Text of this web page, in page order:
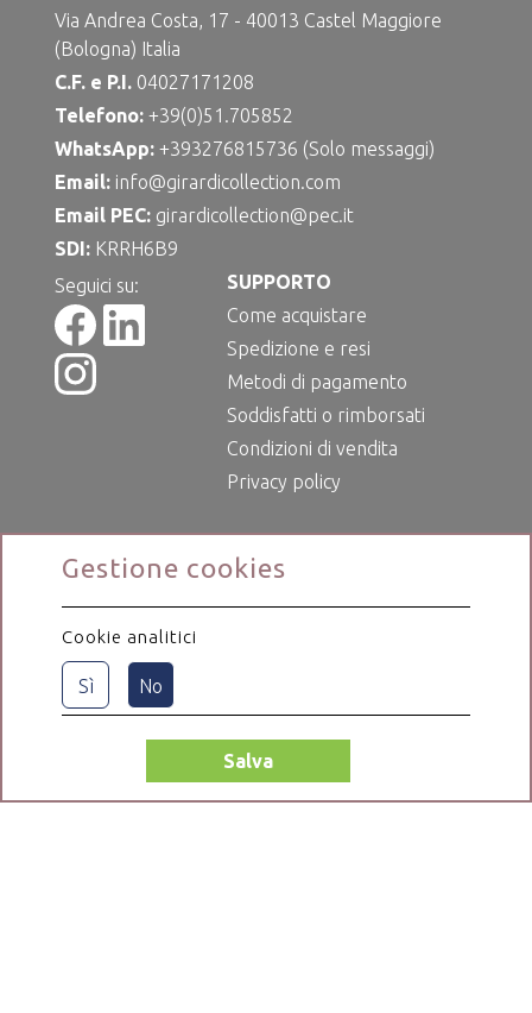
Via Andrea Costa, 17 - 40013 Castel Maggiore
(Bologna) Italia
C.F. e P.I. 04027171208
Telefono:+39(0)51.705852
WhatsApp: +393276815736 (Solo messaggi)
Email: info@girardicollection.com
Email PEC: girardicollection@pec.it
SDI: KRRH6B9
Seguici su:
SUPPORTO
Come acquistare
Spedizione e resi
Metodi di pagamento
Soddisfatti o rimborsati
Condizioni di vendita
Privacy policy
Gestione cookies
Sì No
Cookie analitici
Salva